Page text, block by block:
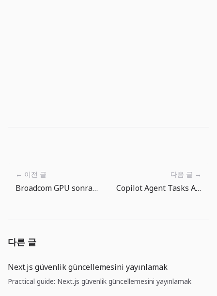
← 이전 글
Broadcom GPU sonrasi AI maliyet katmanini gosteriyor
다음 글 →
Copilot Agent Tasks API coding agentleri is kuyruğuna donusturuyor
다른 글
Next.js güvenlik güncellemesini yayınlamak
Practical guide: Next.js güvenlik güncellemesini yayınlamak